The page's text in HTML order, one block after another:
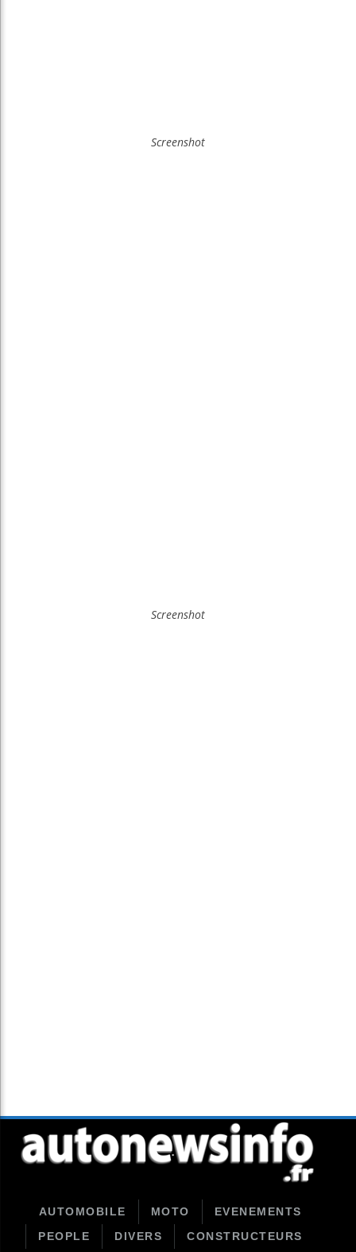
Screenshot
Screenshot
AUTOMOBILE MOTO
EVENEMENTS
PEOPLE
DIVERS CONSTRUCTEURS